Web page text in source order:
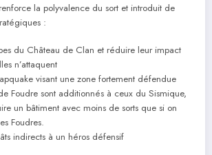
la polyvalence du sort et introduit de
:
du Château de Clan et réduire leur impact
n’attaquent
visant une zone fortement défendue
Foudre sont additionnés à ceux du Sismique,
un bâtiment avec moins de sorts que si on
Foudres.
indirects à un héros défensif